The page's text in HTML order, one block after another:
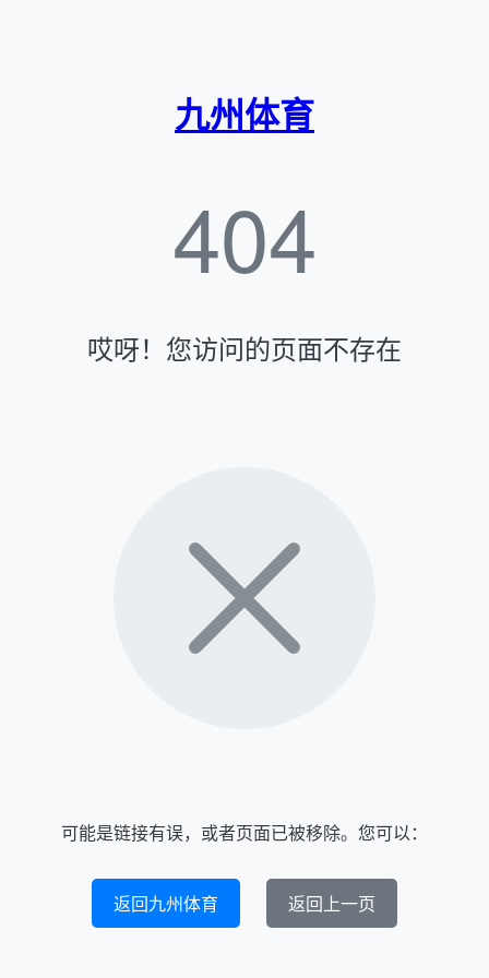
九州体育
404
哎呀！您访问的页面不存在
可能是链接有误，或者页面已被移除。您可以：
返回九州体育 返回上一页